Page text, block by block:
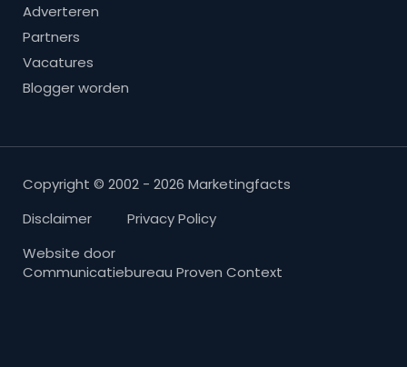
Adverteren
Partners
Vacatures
Blogger worden
Copyright © 2002 - 2026 Marketingfacts
Disclaimer
Privacy Policy
Website door
Communicatiebureau Proven Context